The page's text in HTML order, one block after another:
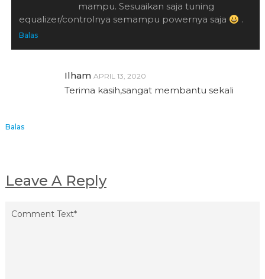
mampu. Sesuaikan saja tuning
equalizer/controlnya semampu powernya saja
.
Balas
Ilham APRIL 13, 2020
Terima kasih,sangat membantu sekali
Balas
Leave A Reply